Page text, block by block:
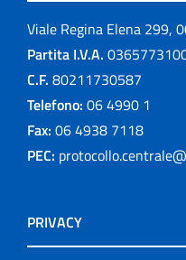
Viale Regina Elena 299,
Partita I.V.A.
C.F. 80211730587
Telefono: 06 4990 1
Fax: 06 4938 7118
PEC:
PRIVACY